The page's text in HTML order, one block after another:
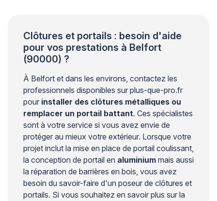
Clôtures et portails : besoin d'aide
pour vos prestations à Belfort
(90000) ?
À Belfort et dans les environs, contactez les
professionnels disponibles sur plus-que-pro.fr
pour installer des clôtures métalliques ou
remplacer un portail battant. Ces spécialistes
sont à votre service si vous avez envie de
protéger au mieux votre extérieur. Lorsque votre
projet inclut la mise en place de portail coulissant,
la conception de portail en aluminium mais aussi
la réparation de barrières en bois, vous avez
besoin du savoir-faire d'un poseur de clôtures et
portails. Si vous souhaitez en savoir plus sur la